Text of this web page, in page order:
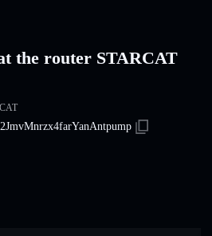
the router STARCAT